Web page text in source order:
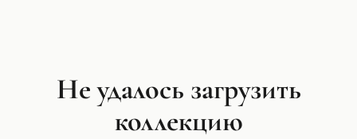
Не удалось загрузить
коллекцию